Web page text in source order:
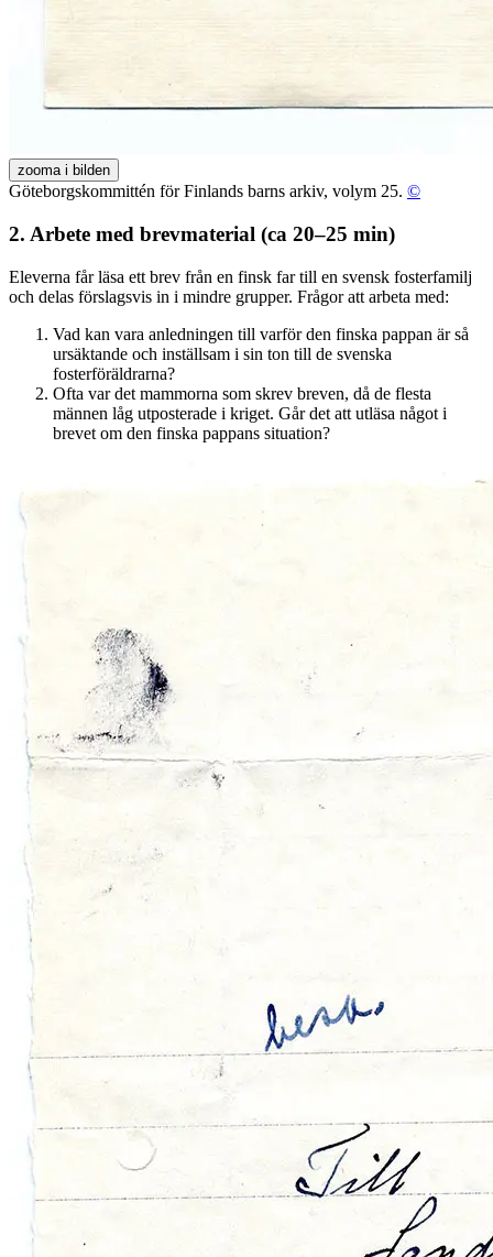
zooma i bilden
Göteborgskommittén för Finlands barns arkiv, volym 25. ©
2. Arbete med brevmaterial (ca 20–25 min)
Eleverna får läsa ett brev från en finsk far till en svensk fosterfamilj
och delas förslagsvis in i mindre grupper. Frågor att arbeta med:
Vad kan vara anledningen till varför den finska pappan är så
ursäktande och inställsam i sin ton till de svenska
fosterföräldrarna?
Ofta var det mammorna som skrev breven, då de flesta
männen låg utposterade i kriget. Går det att utläsa något i
brevet om den finska pappans situation?